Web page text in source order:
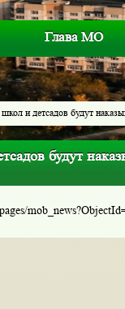
Глава МО
и детсадов будут
будут